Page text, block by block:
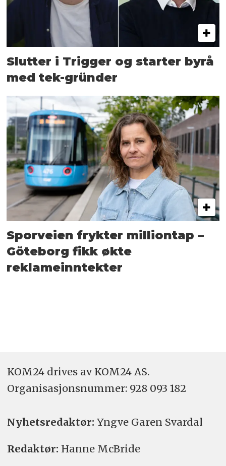
Slutter i Trigger og starter byrå
med tek-gründer
Sporveien frykter milliontap –
Göteborg fikk økte
reklameinntekter
KOM24 drives av KOM24 AS.
Organisasjons­nummer: 928 093 182
Nyhetsredaktør: Yngve Garen Svardal
Redaktør: Hanne McBride